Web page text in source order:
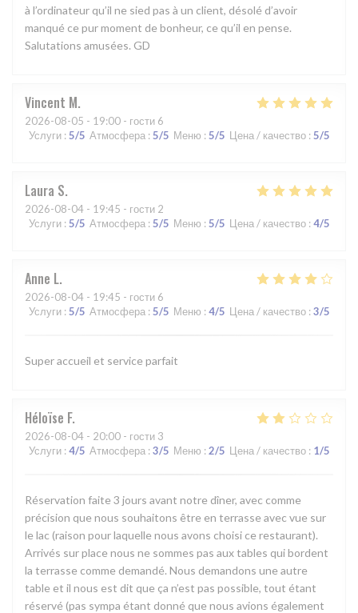
à l’ordinateur qu’il ne sied pas à un client, désolé d’avoir
manqué ce pur moment de bonheur, ce qu’il en pense.
Salutations amusées. GD
Vincent M
2026-08-05 - 19:00 - гости 6
Услуги : 5/5 Атмосфера : 5/5 Меню : 5/5 Цена / качество : 5/5
Laura S
2026-08-04 - 19:45 - гости 2
Услуги : 5/5 Атмосфера : 5/5 Меню : 5/5 Цена / качество : 4/5
Anne L
2026-08-04 - 19:45 - гости 6
Услуги : 5/5 Атмосфера : 5/5 Меню : 4/5 Цена / качество : 3/5
Super accueil et service parfait
Héloïse F
2026-08-04 - 20:00 - гости 3
Услуги : 4/5 Атмосфера : 3/5 Меню : 2/5 Цена / качество : 1/5
Réservation faite 3 jours avant notre dîner, avec comme
précision que nous souhaitons être en terrasse avec vue sur
le lac (raison pour laquelle nous avons choisi ce restaurant).
Arrivés sur place nous ne sommes pas aux tables qui bordent
la terrasse comme demandé. Nous demandons une autre
table et il nous est dit que ça n’est pas possible, tout étant
réservé (pas sympa étant donné que nous avions également